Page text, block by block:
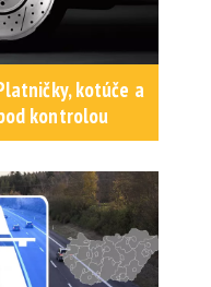
kotúče a
kontrolou